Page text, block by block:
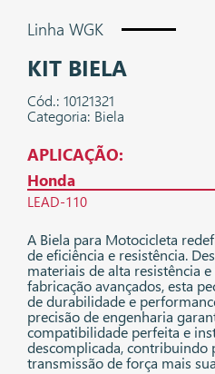
Linha WGK
KIT BIELA
Cód.: 10121321
Categoria: Biela
APLICAÇÃO:
Honda
LEAD-110
A Biela para Motocicleta
de eficiência e resistência.
materiais de alta resistência
fabricação avançados, esta
de durabilidade e
precisão de engenharia
compatibilidade perfeita e
descomplicada, contribuindo
transmissão de força mais